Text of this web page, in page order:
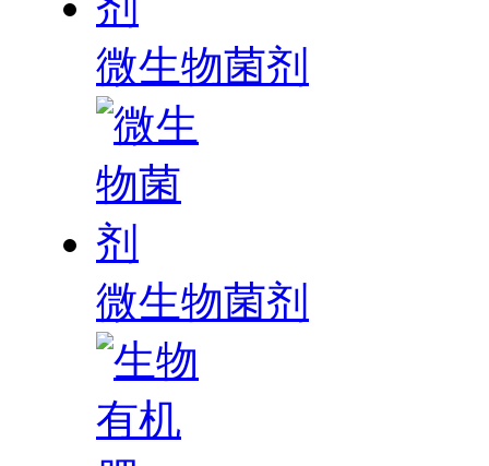
微生物菌剂
微生物菌剂